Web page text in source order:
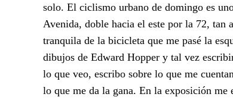
solo. El ciclismo urbano de domingo es
Avenida, doble hacia el este por la 72,
tranquila de la bicicleta que me pasé la
dibujos de Edward Hopper y tal vez
lo que veo, escribo sobre lo que me
lo que me da la gana. En la exposición